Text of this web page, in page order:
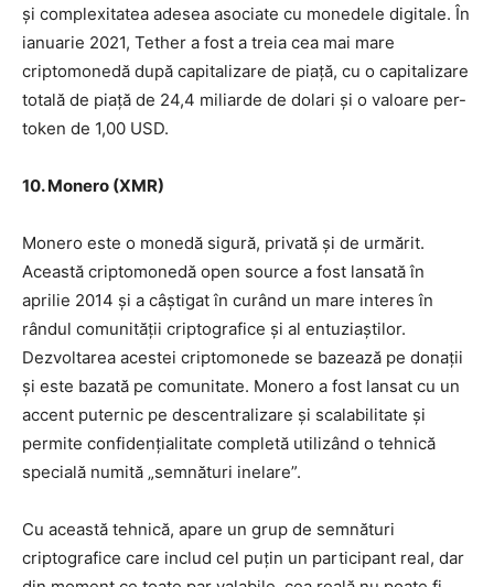
și complexitatea adesea asociate cu monedele digitale. În
ianuarie 2021, Tether a fost a treia cea mai mare
criptomonedă după capitalizare de piață, cu o capitalizare
totală de piață de 24,4 miliarde de dolari și o valoare per-
token de 1,00 USD.
10. Monero (XMR)
Monero este o monedă sigură, privată și de urmărit.
Această criptomonedă open source a fost lansată în
aprilie 2014 și a câștigat în curând un mare interes în
rândul comunității criptografice și al entuziaștilor.
Dezvoltarea acestei criptomonede se bazează pe donații
și este bazată pe comunitate. Monero a fost lansat cu un
accent puternic pe descentralizare și scalabilitate și
permite confidențialitate completă utilizând o tehnică
specială numită „semnături inelare”.
Cu această tehnică, apare un grup de semnături
criptografice care includ cel puțin un participant real, dar